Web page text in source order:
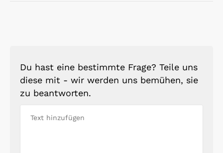
Du hast eine bestimmte Frage? Teile uns
diese mit - wir werden uns bemühen, sie
zu beantworten.